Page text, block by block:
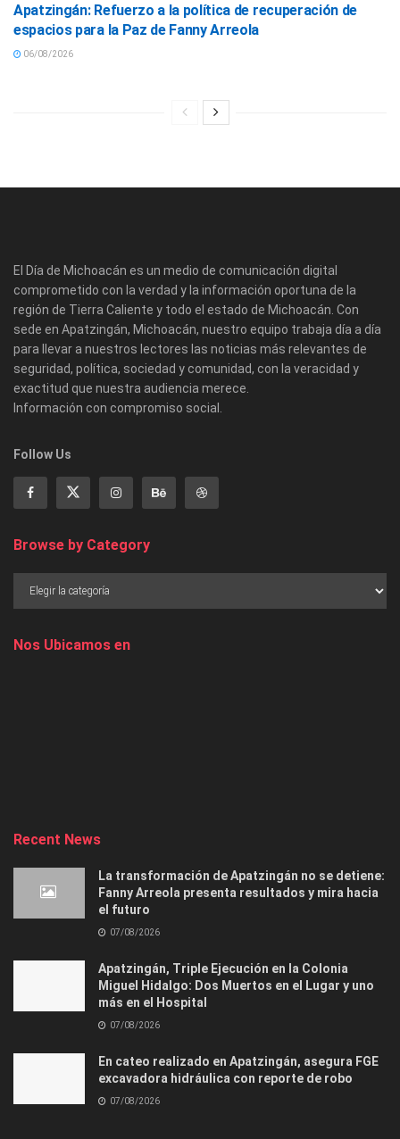
Apatzingán: Refuerzo a la política de recuperación de
espacios para la Paz de Fanny Arreola
06/08/2026
El Día de Michoacán es un medio de comunicación digital
comprometido con la verdad y la información oportuna de la
región de Tierra Caliente y todo el estado de Michoacán. Con
sede en Apatzingán, Michoacán, nuestro equipo trabaja día a día
para llevar a nuestros lectores las noticias más relevantes de
seguridad, política, sociedad y comunidad, con la veracidad y
exactitud que nuestra audiencia merece.
Información con compromiso social.
Follow Us
Browse by Category
Nos Ubicamos en
Recent News
La transformación de Apatzingán no se detiene:
Fanny Arreola presenta resultados y mira hacia
el futuro
07/08/2026
Apatzingán, Triple Ejecución en la Colonia
Miguel Hidalgo: Dos Muertos en el Lugar y uno
más en el Hospital
07/08/2026
En cateo realizado en Apatzingán, asegura FGE
excavadora hidráulica con reporte de robo
07/08/2026